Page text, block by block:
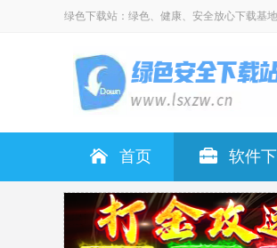
绿色下载站：绿色、健康、安全放心下载基地
首页 软件